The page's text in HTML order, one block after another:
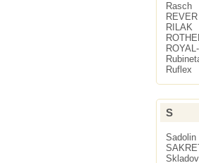
Rasch
REVER
RILAK
Ruflex
S
Sadolin